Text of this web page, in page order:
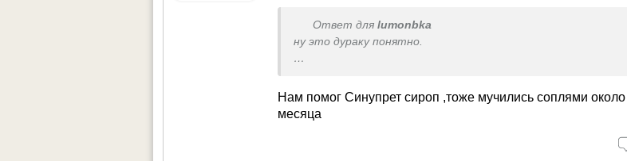
Ответ для lumonbka
ну это дураку понятно.
Спасибо за отзывы, я приняла решение
Пока не стоит. Обойдемся обычными сосудосуживающими,
Нам помог Синупрет сироп ,тоже мучились соплями около
месяца